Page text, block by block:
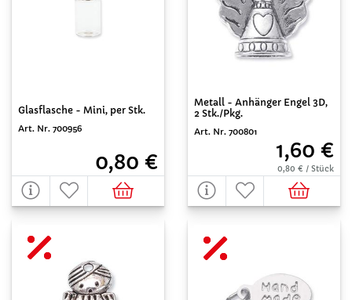
Glasflasche - Mini, per Stk.
Art. Nr. 700956
0,80 €
Metall - Anhänger Engel 3D,
2 Stk./Pkg.
Art. Nr. 700801
1,60 €
0,80 € / Stück